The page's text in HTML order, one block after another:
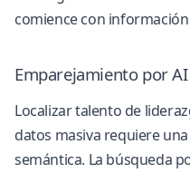
comience con
Emparejamiento por
Localizar talento de
datos masiva requiere
semántica. La búsqueda